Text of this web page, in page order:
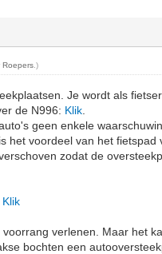
Roepers .)
Je wordt als
de N996: Klik
geen enkele
het voordeel van het fietspad
zodat de
Klik
verlenen. Maar het
bochten een